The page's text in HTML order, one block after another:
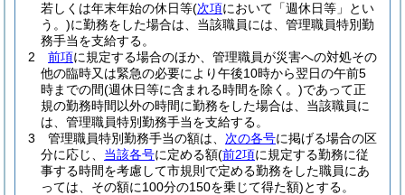
若しくは年末年始の休日等(次項において「週休日等」とい
う。)に勤務をした場合は、当該職員には、管理職員特別勤
務手当を支給する。
2
前項に規定する場合のほか、管理職員が災害への対処その
他の臨時又は緊急の必要により午後10時から翌日の午前5
時までの間(週休日等に含まれる時間を除く。)であって正
規の勤務時間以外の時間に勤務をした場合は、当該職員に
は、管理職員特別勤務手当を支給する。
3
管理職員特別勤務手当の額は、 次の各号に掲げる場合の区
分に応じ、 当該各号に定める額(前2項に規定する勤務に従
事する時間を考慮して市規則で定める勤務をした職員にあ
っては、その額に100分の150を乗じて得た額)とする。